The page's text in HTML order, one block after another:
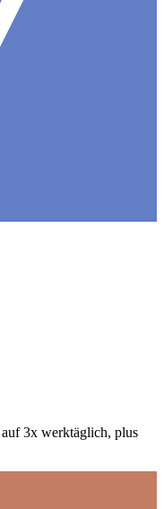
3x werktäglich, plus